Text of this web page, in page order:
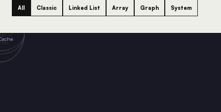
All Classic Linked List Array Graph System
Rain
Hard
k
Hard
Medium
字
Medium
Lab
共
Medium
of